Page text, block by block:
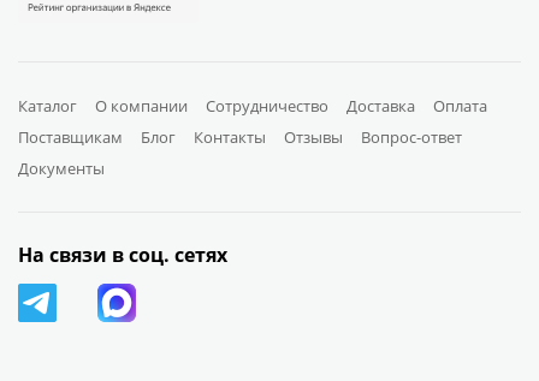
Каталог О компании Сотрудничество Доставка
Оплата
Поставщикам
Блог Контакты Отзывы
Вопрос-ответ
Документы
На связи в соц. сетях